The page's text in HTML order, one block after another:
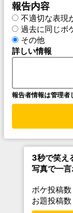
報告内容
不適切な表現
過去に同じボ
その他
詳しい情報
報告者情報は管理者
3秒で笑え
写真で一
ボケ投稿数
お題投稿数